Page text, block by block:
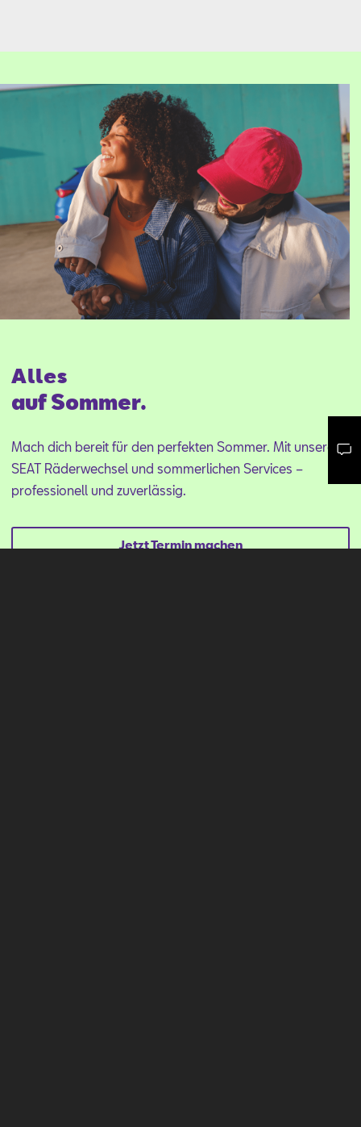
Mail schreiben Kontaktformular
Ver­kaufs­be­ra­ter
Mail schreiben Anrufen
Alles
auf Sommer.
Mach dich bereit für den perfekten Sommer. Mit unserem
SEAT Räderwechsel und sommerlichen Services –
professionell und zuverlässig.
Jetzt Termin machen